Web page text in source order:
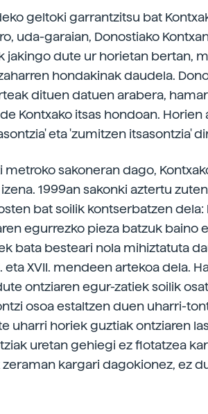
geltoki garrantzitsu bat
uda-garaian, Donostiako
jakingo dute ur horietan bertan,
hondakinak daudela.
dituen datuen arabera, hamar
Kontxako itsas hondoan. Horien
eta 'zumitzen itsasontzia'
metroko sakoneran dago,
1999an sakonki aztertu
bat soilik kontserbatzen dela:
egurrezko pieza batzuk baino
bata besteari nola mihiztatuta
XVII. mendeen artekoa dela.
ontziaren egur-zatiek soilik
osoa estaltzen duen uharri-
uharri horiek guztiak ontziaren
uretan gehiegi ez flotatzea
kargari dagokionez, ez